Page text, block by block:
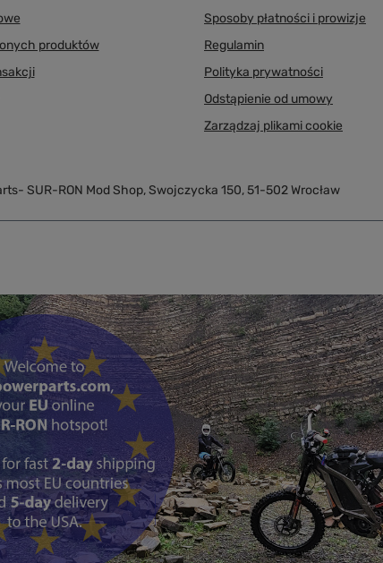
produktów
Sposoby płatności i prowizje
Regulamin
Polityka prywatności
Odstąpienie od umowy
Zarządzaj plikami cookie
SUR-RON Mod Shop,Swojczycka 150,51-502Wrocław